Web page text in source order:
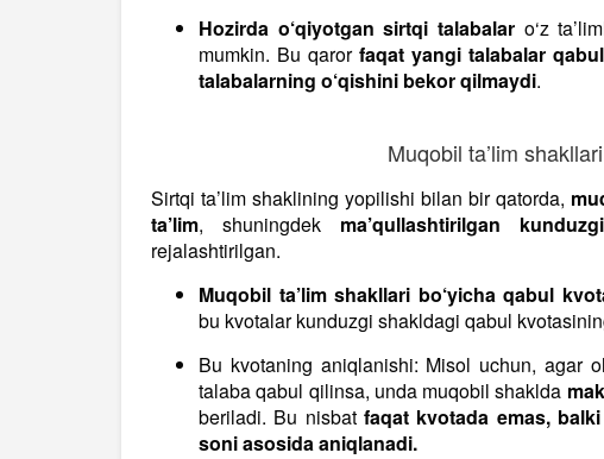
Hozirda o‘qiyotgan sirtqi talabalar o‘z
mumkin. Bu qaror faqat yangi talabalar
talabalarning o‘qishini bekor qilmaydi.
Muqobil ta’lim
Sirtqi ta’lim shaklining yopilishi bilan bir qatorda,
ta’lim, shuningdek ma’qullashtirilgan
rejalashtirilgan.
Muqobil ta’lim shakllari bo‘yicha qabul
bu kvotalar kunduzgi shakldagi qabul
Bu kvotaning aniqlanishi: Misol uchun, agar
talaba qabul qilinsa, unda muqobil shaklda
beriladi. Bu nisbatfaqat kvotada emas,
soni asosida aniqlanadi.